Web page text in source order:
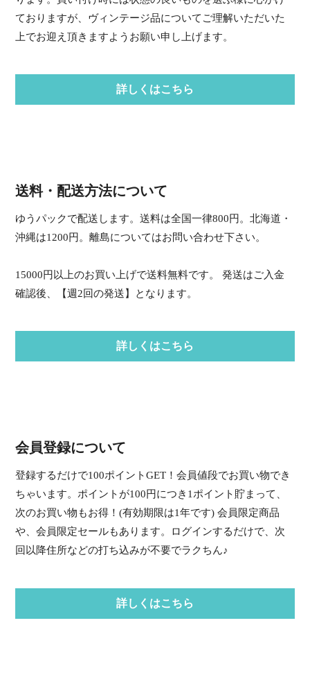
ておりますが、ヴィンテージ品についてご理解いただいた
上でお迎え頂きますようお願い申し上げます。
詳しくはこちら
送料・配送方法について
ゆうパックで配送します。送料は全国一律800円。北海道・
沖縄は1200円。離島についてはお問い合わせ下さい。
15000円以上のお買い上げで送料無料です。 発送はご入金
確認後、【週2回の発送】となります。
詳しくはこちら
会員登録について
登録するだけで100ポイントGET！会員値段でお買い物でき
ちゃいます。ポイントが100円につき1ポイント貯まって、
次のお買い物もお得！(有効期限は1年です) 会員限定商品
や、会員限定セールもあります。ログインするだけで、次
回以降住所などの打ち込みが不要でラクちん♪
詳しくはこちら